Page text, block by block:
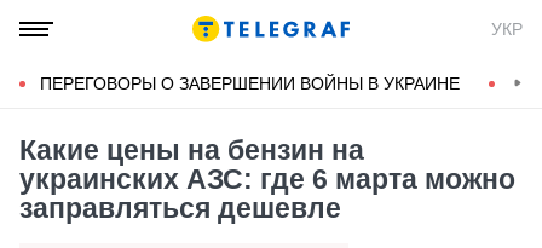
УКР
ПЕРЕГОВОРЫ О ЗАВЕРШЕНИИ ВОЙНЫ В УКРАИНЕ
Какие цены на бензин на
украинских АЗС: где 6 марта можно
заправляться дешевле